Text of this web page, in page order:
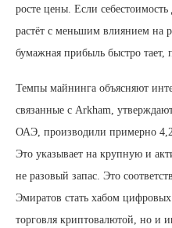
росте цены. Если
растёт с меньшим влиянием на
бумажная прибыль быстро
Темпы майнинга объясняют
связанные с Arkham,
ОАЭ, производили примерно
Это указывает на крупную и
не разовый запас. Это
Эмиратов стать хабом
торговля криптовалютой, но и